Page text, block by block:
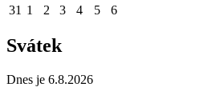
31 1 2 3 4 5 6
Svátek
Dnes je 6.8.2026